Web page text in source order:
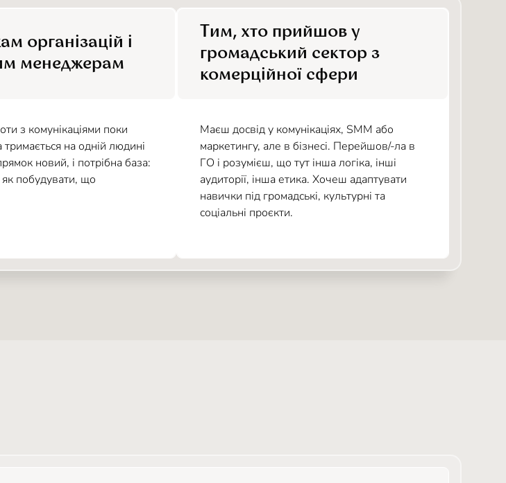
організацій і
менеджерам
з комунікаціями поки
на одній людині
новий, і потрібна база:
побудувати, що
Тим, хто прийшов у
громадський сектор з
комерційної сфери
Маєш досвід у комунікаціях, SMM або
маркетингу, але в бізнесі. Перейшов/-ла в
ГО і розумієш, що тут інша логіка, інші
аудиторії, інша етика. Хочеш адаптувати
навички під громадські, культурні та
соціальні проєкти.